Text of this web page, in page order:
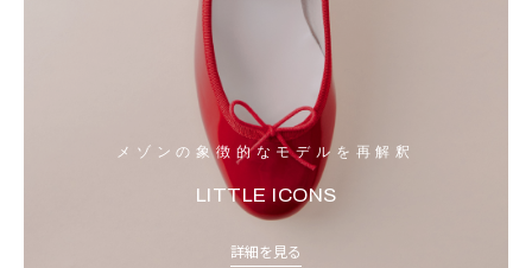
メゾンの象徴的なモデルを再解釈
LITTLE ICONS
詳細を見る